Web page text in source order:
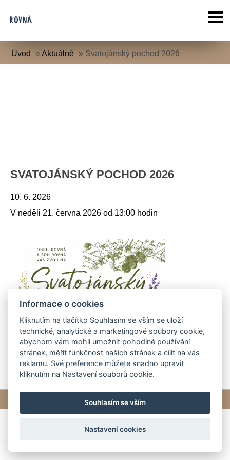
Úvod »Aktuálně » Svatojánský pochod 2026
SVATOJÁNSKÝ POCHOD 2026
10. 6. 2026
V neděli 21. června 2026 od 13:00 hodin
© 2026 eStránky.cz | Tvorba webových stránek
Informace o cookies
Kliknutím na tlačítko Souhlasím se vším se uloží
technické, analytické a marketingové soubory cookie,
abychom vám mohli umožnit pohodlné používání
stránek, měřit funkčnost našich stránek a cílit na vás
reklamu. Své preference můžete snadno upravit
kliknutím na Nastavení souborů cookie.
Souhlasím se vším
Nastavení cookies